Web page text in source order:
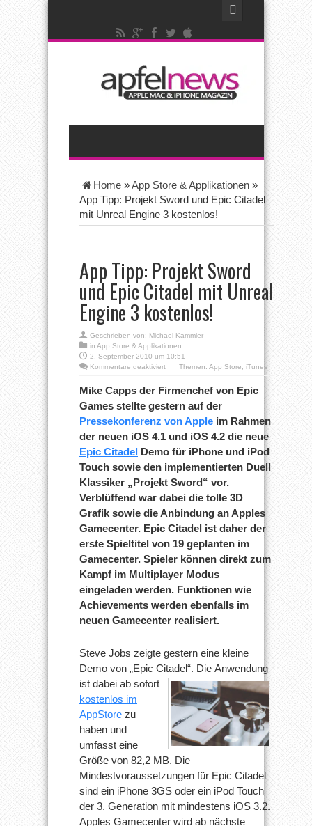
Home »App Store & Applikationen »
App Tipp: Projekt Sword und Epic Citadel
mit Unreal Engine 3 kostenlos!
App Tipp: Projekt Sword
und Epic Citadel mit Unreal
Engine 3 kostenlos!
Geschrieben von: Michael Kammler
in App Store & Applikationen
2. September 2010 um 10:51
Kommentare deaktiviertfür
Tipp:
Projekt
Sword
Epic
Citadel
Unreal
Engine
3
kostenlos!
Themen: App Store iTunes
Mike Capps der Firmenchef von Epic
Games stellte gestern auf der
Pressekonferenz von Apple im Rahmen
der neuen iOS 4.1 und iOS 4.2 die neue
Epic Citadel Demo für iPhone und iPod
Touch sowie den implementierten Duell
Klassiker „Projekt Sword“ vor.
Verblüffend war dabei die tolle 3D
Grafik sowie die Anbindung an Apples
Gamecenter. Epic Citadel ist daher der
erste Spieltitel von 19 geplanten im
Gamecenter. Spieler können direkt zum
Kampf im Multiplayer Modus
eingeladen werden. Funktionen wie
Achievements werden ebenfalls im
neuen Gamecenter realisiert.
Steve Jobs zeigte gestern eine kleine
Demo von „Epic Citadel“. Die Anwendung
ist dabei ab sofort
kostenlos im
AppStore zu
haben und
umfasst eine
Größe von 82,2 MB. Die
Mindestvoraussetzungen für Epic Citadel
sind ein iPhone 3GS oder ein iPod Touch
der 3. Generation mit mindestens iOS 3.2.
Apples Gamecenter wird ab nächste